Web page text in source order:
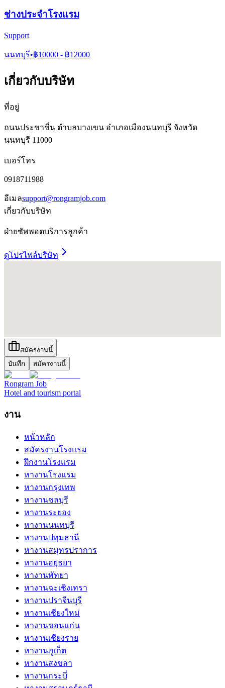
ช่างประจำโรงแรม
Support
นนทบุรี•฿10000 - ฿12000
เกี่ยวกับบริษัท
ที่อยู่
ถนนประชาชื่น ตำบลบางเขน อำเภอเมืองนนทบุรี จังหวัด
นนทบุรี 11000
เบอร์โทร
0918711988
อีเมลsupport@rongramjob.com
เกี่ยวกับบริษัท
ฝ่ายซัพพอตบริการลูกค้า
ดูโปรไฟล์บริษัท
สมัครงานนี้
บันทึก
สมัครงานนี้
Rongram Job
Hotel and tourism portal
งาน
หน้าหลัก
สมัครงานโรงแรม
ฝึกงานโรงแรม
หางานโรงแรม
หางานกรุงเทพ
หางานชลบุรี
หางานระยอง
หางานนนทบุรี
หางานปทุมธานี
หางานสมุทรปราการ
หางานอยุธยา
หางานพัทยา
หางานฉะเชิงเทรา
หางานปราจีนบุรี
หางานเชียงใหม่
หางานขอนแก่น
หางานเชียงราย
หางานภูเก็ต
หางานสงขลา
หางานกระบี่